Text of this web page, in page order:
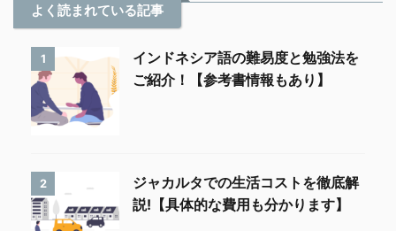
よく読まれている記事
1
インドネシア語の難易度と勉強法を
ご紹介！【参考書情報もあり】
2
ジャカルタでの生活コストを徹底解
説!【具体的な費用も分かります】